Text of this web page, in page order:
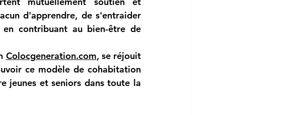
d'apprendre, de s'entraider
contribuant au bien-être de
Colocgeneration.com, se réjouit
ce modèle de cohabitation
jeunes et seniors dans toute la